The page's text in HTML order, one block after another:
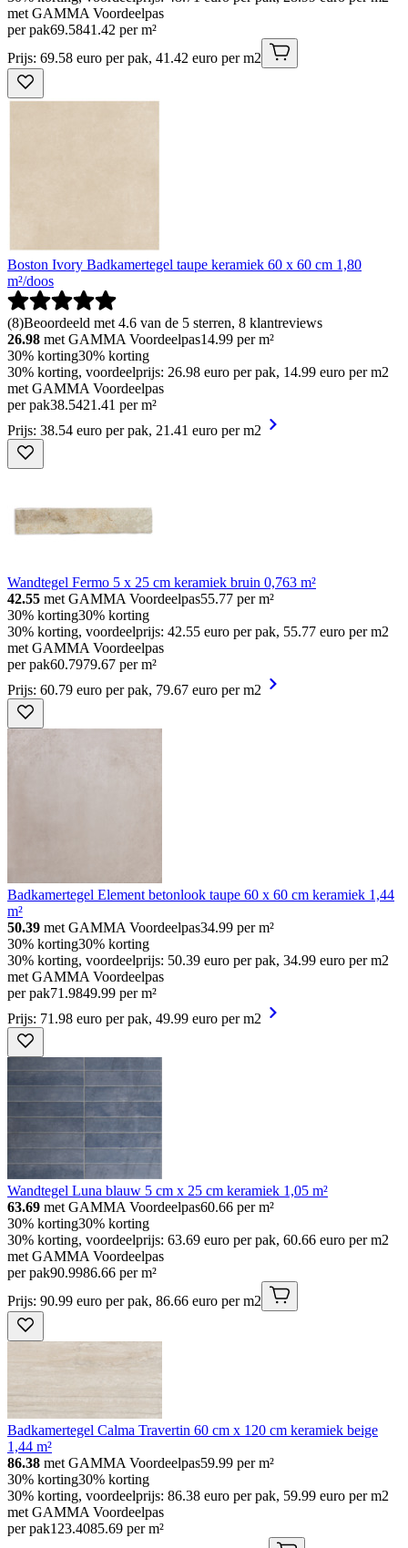
met GAMMA Voordeelpas
per pak69.5841.42 per m²
Prijs: 69.58 euro per pak, 41.42 euro per m2
Boston Ivory Badkamertegel taupe keramiek 60 x 60 cm 1,80
m²/doos
(8)Beoordeeld met 4.6 van de 5 sterren, 8 klantreviews
26.98 met GAMMA Voordeelpas14.99 per m²
30% korting30% korting
30% korting, voordeelprijs: 26.98 euro per pak, 14.99 euro per m2
met GAMMA Voordeelpas
per pak38.5421.41 per m²
Prijs: 38.54 euro per pak, 21.41 euro per m2
Wandtegel Fermo 5 x 25 cm keramiek bruin 0,763 m²
42.55 met GAMMA Voordeelpas55.77 per m²
30% korting30% korting
30% korting, voordeelprijs: 42.55 euro per pak, 55.77 euro per m2
met GAMMA Voordeelpas
per pak60.7979.67 per m²
Prijs: 60.79 euro per pak, 79.67 euro per m2
Badkamertegel Element betonlook taupe 60 x 60 cm keramiek 1,44
m²
50.39 met GAMMA Voordeelpas34.99 per m²
30% korting30% korting
30% korting, voordeelprijs: 50.39 euro per pak, 34.99 euro per m2
met GAMMA Voordeelpas
per pak71 .9849.99 per m²
Prijs: 71.98 euro per pak, 49.99 euro per m2
Wandtegel Luna blauw 5 cm x 25 cm keramiek 1,05 m²
63.69 met GAMMA Voordeelpas60.66 per m²
30% korting30% korting
30% korting, voordeelprijs: 63.69 euro per pak, 60.66 euro per m2
met GAMMA Voordeelpas
per pak90.9986.66 per m²
Prijs: 90.99 euro per pak, 86.66 euro per m2
Badkamertegel Calma Travertin 60 cm x 120 cm keramiek beige
1,44 m²
86.38 met GAMMA Voordeelpas59.99 per m²
30% korting30% korting
30% korting, voordeelprijs: 86.38 euro per pak, 59.99 euro per m2
met GAMMA Voordeelpas
per pak123.4085.69 per m²